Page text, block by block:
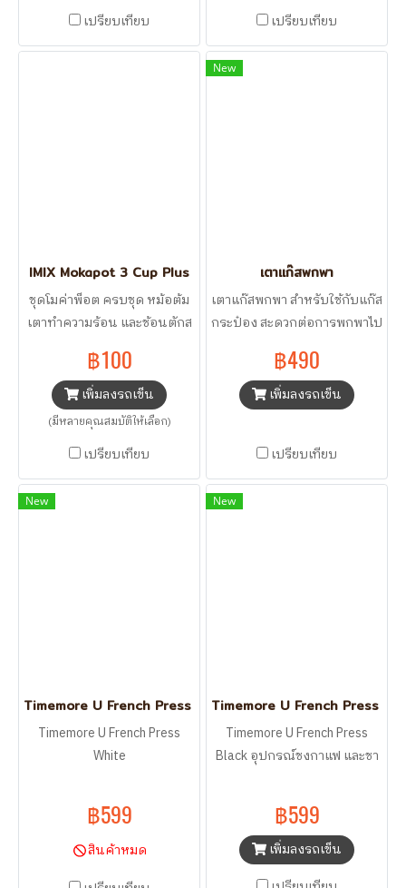
เปรียบเทียบ เปรียบเทียบ
IMIX Mokapot 3 Cup Plus
ชุดโมค่าพ็อต ครบชุด หม้อต้ม
เตาทำความร้อน และช้อนตักส
฿100
เพิ่มลงรถเข็น
(มีหลายคุณสมบัติให้เลือก)
เปรียบเทียบ
New
เตาแก๊สพกพา
เตาแก๊สพกพา สำหรับใช้กับแก๊ส
กระป๋อง สะดวกต่อการพกพาไป
฿490
เพิ่มลงรถเข็น
เปรียบเทียบ
New
Timemore U French Press White
Timemore U French Press
White
฿599
สินค้าหมด
New
Timemore U French Press
Timemore U French Press
Black อุปกรณ์ชงกาแฟ และชา
฿599
เพิ่มลงรถเข็น